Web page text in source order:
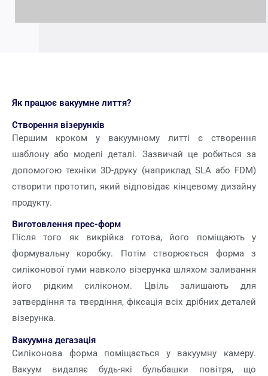
Як працює вакуумне лиття?
Створення візерунків
Першим кроком у вакуумному литті є створення
шаблону або моделі деталі. Зазвичай це робиться за
допомогою техніки 3D-друку (наприклад SLA або FDM)
створити прототип, який відповідає кінцевому дизайну
продукту.
Виготовлення прес-форм
Після того як викрійка готова, його поміщають у
формувальну коробку. Потім створюється форма з
силіконової гуми навколо візерунка шляхом заливання
його рідким силіконом. Цвіль залишають для
затвердіння та твердіння, фіксація всіх дрібних деталей
візерунка.
Вакуумна дегазація
Силіконова форма поміщається у вакуумну камеру.
Вакуум видаляє будь-які бульбашки повітря, що